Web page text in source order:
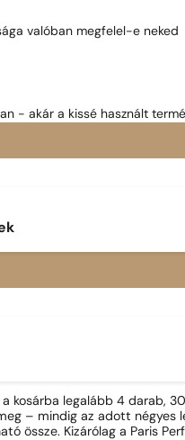
valóban megfelel-e neked
- akár a kissé használt
a kosárba legalább 4 darab,
– mindig az adott négyes
össze. Kizárólag a Paris